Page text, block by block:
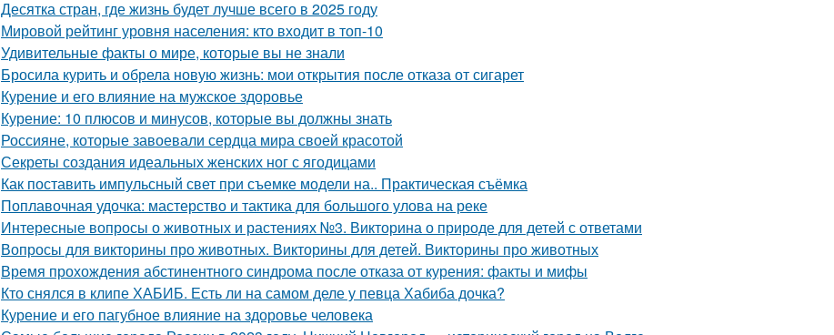
Десятка стран, где жизнь будет лучше всего в 2025 году
Мировой рейтинг уровня населения: кто входит в топ-10
Удивительные факты о мире, которые вы не знали
Бросила курить и обрела новую жизнь: мои открытия после отказа от сигарет
Курение и его влияние на мужское здоровье
Курение: 10 плюсов и минусов, которые вы должны знать
Россияне, которые завоевали сердца мира своей красотой
Секреты создания идеальных женских ног с ягодицами
Как поставить импульсный свет при съемке модели на.. Практическая съёмка
Поплавочная удочка: мастерство и тактика для большого улова на реке
Интересные вопросы о животных и растениях №3. Викторина о природе для детей с ответами
Вопросы для викторины про животных. Викторины для детей. Викторины про животных
Время прохождения абстинентного синдрома после отказа от курения: факты и мифы
Кто снялся в клипе ХАБИБ. Есть ли на самом деле у певца Хабиба дочка?
Курение и его пагубное влияние на здоровье человека